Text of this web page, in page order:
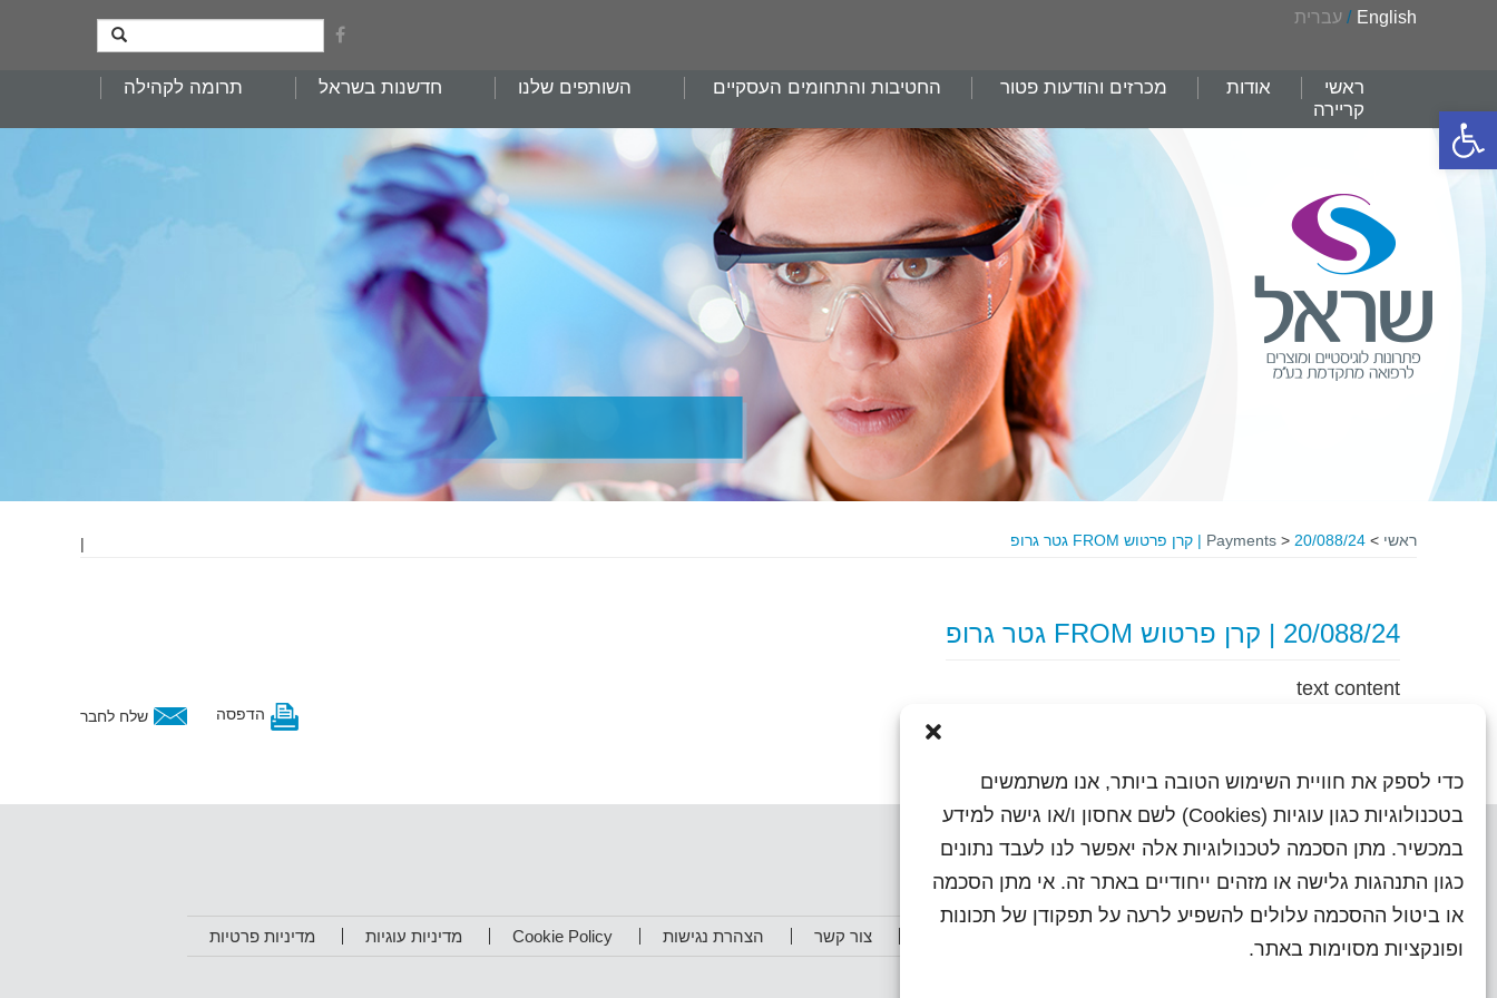
פתח סרגל נגישות
כדי לספק את חוויית השימוש הטובה ביותר, אנו משתמשים
בטכנולוגיות כגון עוגיות (Cookies) לשם אחסון ו/או גישה למידע
במכשיר. מתן הסכמה לטכנולוגיות אלה יאפשר לנו לעבד נתונים
כגון התנהגות גלישה או מזהים ייחודיים באתר זה. אי מתן הסכמה
או ביטול ההסכמה עלולים להשפיע לרעה על תפקודן של תכונות
ופונקציות מסוימות באתר.
English
/ עברית
ראשי אודות מכרזים והודעות פטור החטיבות והתחומים העסקיים השותפים שלנו חדשנות בשראל
תרומה לקהילה
קריירה
ראשי >
Payments > 20/088/24 | קרן פרטוש FROM גטר גרופ |
20/088/24 | קרן פרטוש FROM גטר גרופ
text content
שלח לחבר הדפסה
צור קשר הצהרת נגישות Cookie Policy מדיניות עוגיות מדיניות פרטיות